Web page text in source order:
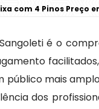
com 4 Pinos Preço
é o
público mais
dos